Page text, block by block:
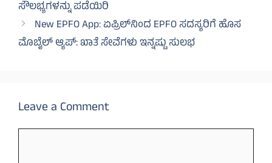
ಸೌಲಭ್ಯಗಳನ್ನು ಪಡೆಯಿರಿ
New EPFO App: ಏಪ್ರಿಲ್‌ನಿಂದ EPFO ಸದಸ್ಯರಿಗೆ ಹೊಸ
ಮೊಬೈಲ್ ಆ್ಯಪ್: ಖಾತೆ ಸೇವೆಗಳು ಇನ್ನಷ್ಟು ಸುಲಭ
Leave a Comment